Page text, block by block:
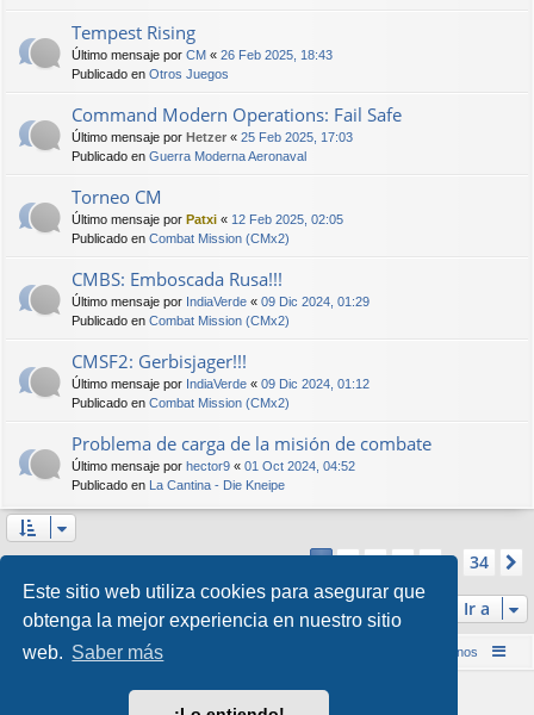
Este sitio web utiliza cookies para asegurar que
obtenga la mejor experiencia en nuestro sitio
web. Saber más
Tempest Rising
Último mensaje por CM « 26 Feb 2025, 18:43
Publicado en Otros Juegos
Command Modern Operations: Fail Safe
Último mensaje por Hetzer « 25 Feb 2025, 17:03
Publicado en Guerra Moderna Aeronaval
Torneo CM
Último mensaje por Patxi « 12 Feb 2025, 02:05
Publicado en Combat Mission (CMx2)
CMBS: Emboscada Rusa!!!
Último mensaje por IndiaVerde « 09 Dic 2024, 01:29
Publicado en Combat Mission (CMx2)
CMSF2: Gerbisjager!!!
Último mensaje por IndiaVerde « 09 Dic 2024, 01:12
Publicado en Combat Mission (CMx2)
Problema de carga de la misión de combate
Último mensaje por hector9 « 01 Oct 2024, 04:52
Publicado en La Cantina - Die Kneipe
Página1de34
1 2 3 4 5 … 34
Ir a
Inicio (Web) Foro Punta de Lanza Wargames Contáctenos
Desarrollado porphpBB® Forum Software © phpBB Limited